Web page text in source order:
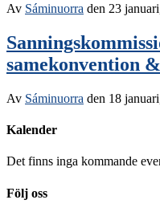
Av Sáminuorra den 23
samekonvention
Av Sáminuorra den 18
Kalender
Det finns inga kommande
Följ oss